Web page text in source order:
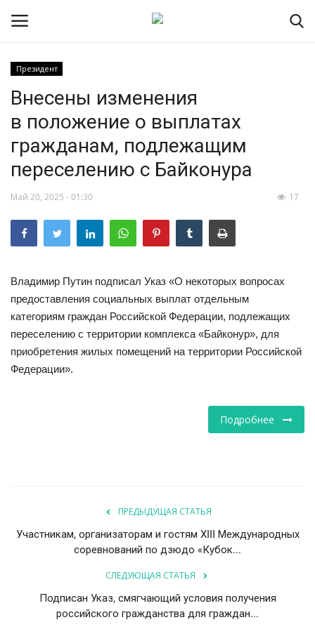
НОВОСТИ
RSS – экспорт новостей
РОССИЯ
МИР
ЭКОНОМИКА
СПОРТ
НАУКА
Президент
Внесены изменения
в положение о выплатах
гражданам, подлежащим
переселению с Байконура
Май 20, 2025 - 01:30 17
Владимир Путин подписал Указ «О некоторых вопросах
предоставления социальных выплат отдельным
категориям граждан Российской Федерации, подлежащих
переселению с территории комплекса «Байконур», для
приобретения жилых помещений на территории Российской
Федерации».
Подробнее
ПРЕДЫДУЩАЯ СТАТЬЯ
Участникам, организаторам и гостям ХIII Международных
соревнований по дзюдо «Кубок...
СЛЕДУЮЩАЯ СТАТЬЯ
Подписан Указ, смягчающий условия получения
российского гражданства для граждан...